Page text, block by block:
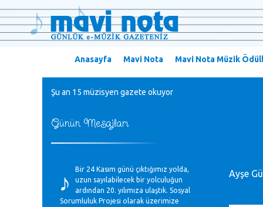
Anasayfa Mavi Nota Mavi Nota Müzik
Şu an 15 müzisyen gazete okuyor
Günün Mesajları
♪
Bir 24 Kasım günü çıktığımız yolda,
uzun sayılabilecek bir yolculuğun
ardından 20. yılımıza ulaştık. Sosyal
Sorumluluk Projesi olarak üzerimize
Ayşe